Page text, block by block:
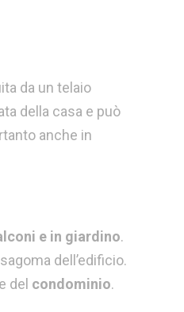
da un telaio
della casa e può
anche in
e in giardino.
dell’edificio.
del condominio.